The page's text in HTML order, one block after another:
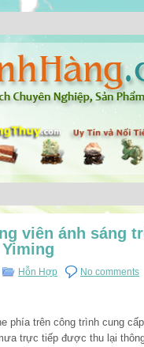
viên ánh sáng
Hỗn Hợp No comments
phía trên công trình cung
trực tiếp được thu lại